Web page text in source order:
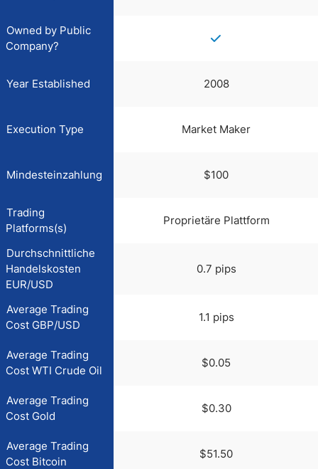
Owned by Public
Company?
Year Established 2008
Execution Type Market Maker
Mindesteinzahlung $100
Trading
Platforms(s)
Proprietäre Plattform
Durchschnittliche
Handelskosten
EUR/USD
0.7 pips
Average Trading
Cost GBP/USD
1.1 pips
Average Trading
Cost WTI Crude Oil
$0.05
Average Trading
Cost Gold
$0.30
Average Trading
Cost Bitcoin
$51.50